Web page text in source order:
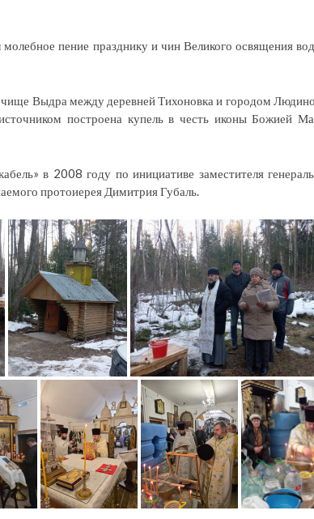
пение празднику и чин Великого освящения
Выдра между деревней Тихоновка и городом
построена купель в честь иконы Божией
в 2008 году по инициативе заместителя
протоиерея Димитрия Губаль.